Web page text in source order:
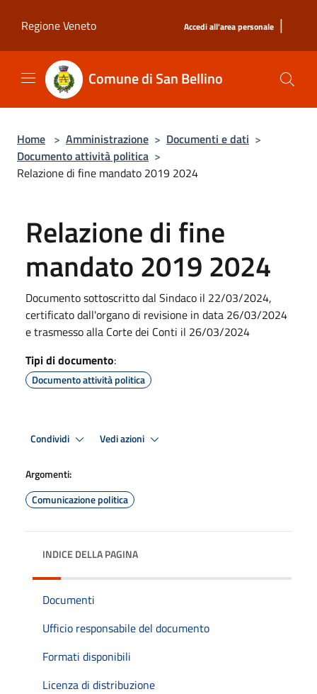
Regione Veneto
Accedi all'area personale |
Comune di San Bellino
Home > Amministrazione > Documenti e dati >
Documento attività politica >
Relazione di fine mandato 2019 2024
Relazione di fine
mandato 2019 2024
Documento sottoscritto dal Sindaco il 22/03/2024,
certificato dall'organo di revisione in data 26/03/2024
e trasmesso alla Corte dei Conti il 26/03/2024
Tipi di documento:
Documento attività politica
Condividi Vedi azioni
Argomenti:
Comunicazione politica
INDICE DELLA PAGINA
Documenti
Ufficio responsabile del documento
Formati disponibili
Licenza di distribuzione